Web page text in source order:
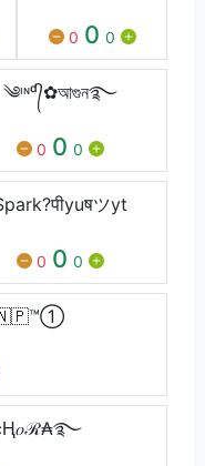
0 0 0
༄ᶦᶰᵈ᭄✿আগুন࿐
0 0 0
ツyt
0 0 0